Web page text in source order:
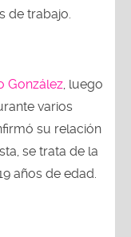
de trabajo.
González , luego
varios
su relación
se trata de la
años de edad.